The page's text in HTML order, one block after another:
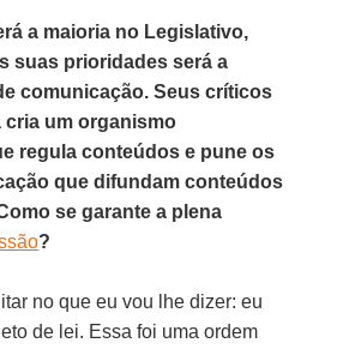
a maioria no Legislativo,
suas prioridades será a
comunicação. Seus críticos
cria um organismo
regula conteúdos e pune os
que difundam conteúdos
se garante a plena
?
no que eu vou lhe dizer: eu
de lei. Essa foi uma ordem